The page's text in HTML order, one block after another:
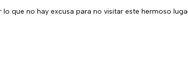
que no hay excusa para no visitar este hermoso